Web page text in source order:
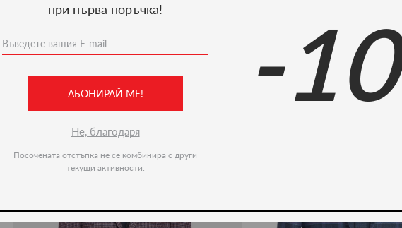
Ние препоръчваме
при първа поръчка!
АБОНИРАЙ МЕ!
Не, благодаря
Посочената отстъпка не се комбинира с други
текущи активности.
-